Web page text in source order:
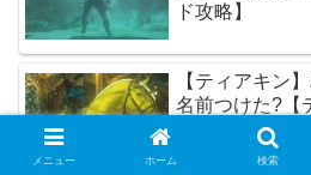
ド攻略】
【ティアキン
名前つけた?【
メニュー ホーム 検索